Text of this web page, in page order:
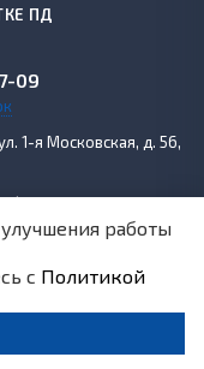
ПД
09
1-я Московская, д. 56,
сайта,реклама
работы
с Политикой